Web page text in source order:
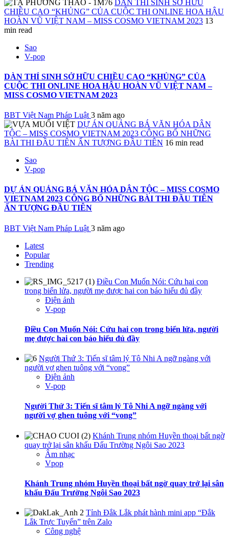
DÀN THÍ SINH SỞ HỮU
CHIỀU CAO “KHỦNG” CỦA CUỘC THI ONLINE HOA HẬU
HOÀN VŨ VIỆT NAM – MISS COSMO VIETNAM 2023 13
min read
Sao
V-pop
DÀN THÍ SINH SỞ HỮU CHIỀU CAO “KHỦNG” CỦA
CUỘC THI ONLINE HOA HẬU HOÀN VŨ VIỆT NAM –
MISS COSMO VIETNAM 2023
BBT Việt Nam Pháp Luật 3 năm ago
DỰ ÁN QUẢNG BÁ VĂN HÓA DÂN
TỘC – MISS COSMO VIETNAM 2023 CÔNG BỐ NHỮNG
BÀI THI ĐẦU TIÊN ẤN TƯỢNG ĐẦU TIÊN 16 min read
Sao
V-pop
DỰ ÁN QUẢNG BÁ VĂN HÓA DÂN TỘC – MISS COSMO
VIETNAM 2023 CÔNG BỐ NHỮNG BÀI THI ĐẦU TIÊN
ẤN TƯỢNG ĐẦU TIÊN
BBT Việt Nam Pháp Luật 3 năm ago
Latest
Popular
Trending
Điều Con Muốn Nói: Cứu hai con
trong biển lửa, người mẹ được hai con báo hiếu đủ đầy
Điện ảnh
V-pop
Điều Con Muốn Nói: Cứu hai con trong biển lửa, người
mẹ được hai con báo hiếu đủ đầy
Người Thứ 3: Tiến sĩ tâm lý Tô Nhi A ngỡ ngàng với
người vợ ghen tuông với “vong”
Điện ảnh
V-pop
Người Thứ 3: Tiến sĩ tâm lý Tô Nhi A ngỡ ngàng với
người vợ ghen tuông với “vong”
Khánh Trung nhóm Huyền thoại bất ngờ
quay trở lại sân khấu Đấu Trường Ngôi Sao 2023
Âm nhạc
Vpop
Khánh Trung nhóm Huyền thoại bất ngờ quay trở lại sân
khấu Đấu Trường Ngôi Sao 2023
Tỉnh Đắk Lắk phát hành mini app “Đắk
Lắk Trực Tuyến” trên Zalo
Công nghệ